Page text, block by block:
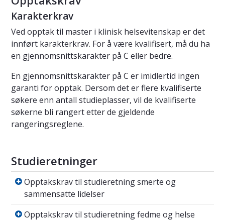
Karakterkrav
Ved opptak til master i klinisk helsevitenskap er det
innført karakterkrav. For å være kvalifisert, må du ha
en gjennomsnittskarakter på C eller bedre.
En gjennomsnittskarakter på C er imidlertid ingen
garanti for opptak. Dersom det er flere kvalifiserte
søkere enn antall studieplasser, vil de kvalifiserte
søkerne bli rangert etter de gjeldende
rangeringsreglene.
Studieretninger
Opptakskrav til studieretning smerte og
Opptakskrav til studieretning smerte og
sammensatte lidelser
Opptakskrav til studieretning fedme og
Opptakskrav til studieretning fedme og helse